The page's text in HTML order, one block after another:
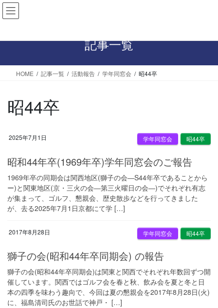
コ
ン
ン
へ
ナ
ビ
ー
ョ
記事一覧
HOME 記事一覧 活動報告 学年同窓会 昭44卒
昭44卒
2025年7月1日 昭44卒
学年同窓会
昭和44年卒(1969年卒)学年同窓会のご報告
1969年卒の同期会は関西地区(獅子の会―S44年卒であることから
ー)と関東地区(京・三火の会―第三火曜日の会―)でそれぞれ有志
が集まって、ゴルフ、懇親会、歴史散歩などを行ってきました
が、去る2025年7月1日京都にて学 […]
2017年8月28日 昭44卒
学年同窓会
獅子の会(昭和44年卒同期会) の報告
獅子の会(昭和44年卒同期会)は関東と関西でそれぞれ年数回ずつ開
催しています。関西ではゴルフ会を春と秋、飲み会を夏と冬と日
本の四季を味わう趣向で、今回は夏の懇親会を2017年8月28日(火)
に、福島清司氏のお世話で神戸・ […]